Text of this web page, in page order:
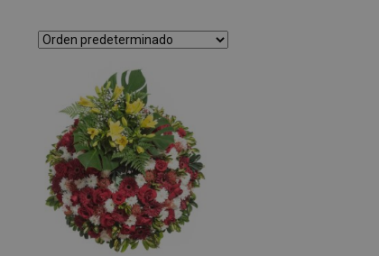
no se pueden
que es
más utilizado.
un número
en cada
de visitantes,
De forma
de sitios